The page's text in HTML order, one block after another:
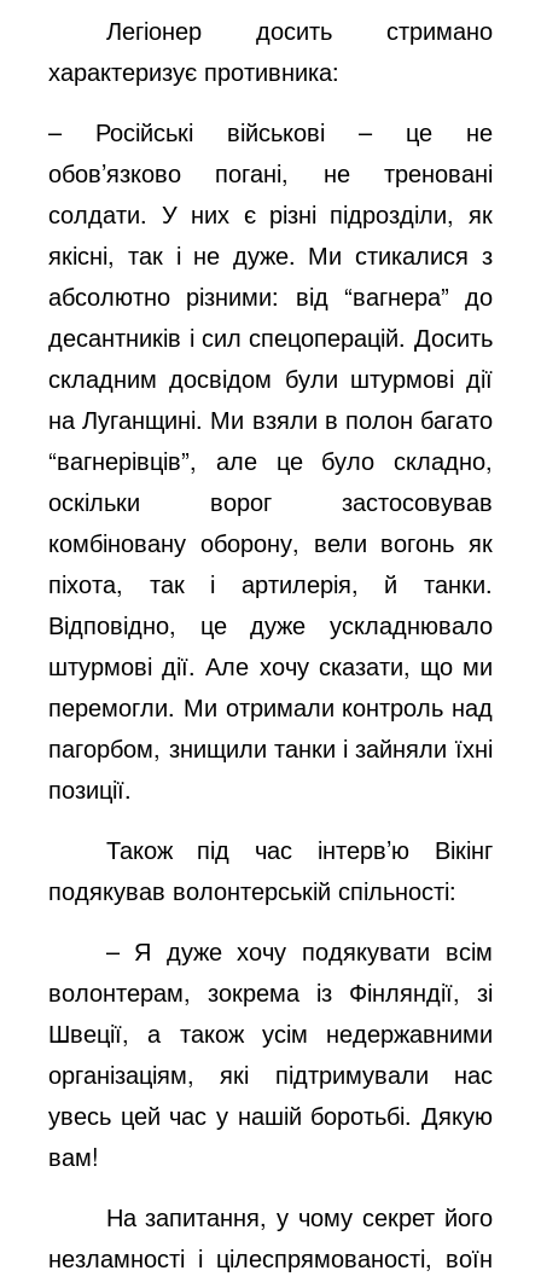
Легіонер досить стримано
характеризує противника:
– Російські військові – це не
обов’язково погані, не треновані
солдати. У них є різні підрозділи, як
якісні, так і не дуже. Ми стикалися з
абсолютно різними: від “вагнера” до
десантників і сил спецоперацій. Досить
складним досвідом були штурмові дії
на Луганщині. Ми взяли в полон багато
“вагнерівців”, але це було складно,
оскільки ворог застосовував
комбіновану оборону, вели вогонь як
піхота, так і артилерія, й танки.
Відповідно, це дуже ускладнювало
штурмові дії. Але хочу сказати, що ми
перемогли. Ми отримали контроль над
пагорбом, знищили танки і зайняли їхні
позиції.
Також під час інтерв’ю Вікінг
подякував волонтерській спільності:
– Я дуже хочу подякувати всім
волонтерам, зокрема із Фінляндії, зі
Швеції, а також усім недержавними
організаціям, які підтримували нас
увесь цей час у нашій боротьбі. Дякую
вам!
На запитання, у чому секрет його
незламності і цілеспрямованості, воїн